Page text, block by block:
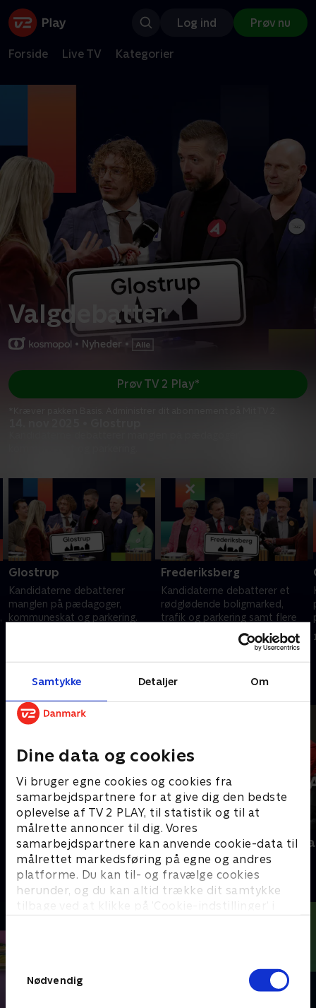
Samtykke Detaljer Om
Dine data og cookies
Vi bruger egne cookies og cookies fra
samarbejdspartnere for at give dig den bedste
oplevelse af TV 2 PLAY, til statistik og til at
målrette annoncer til dig. Vores
samarbejdspartnere kan anvende cookie-data til
målrettet markedsføring på egne og andres
platforme. Du kan til- og fravælge cookies
herunder, og du kan altid trække dit samtykke
tilbage ved at klikke på ’Cookie-indstillinger’ i
Nødvendig
Log ind Prøv nu
Forside Live TV Kategorier
Valgdebatter
• Nyheder •
Prøv TV 2 Play*
Glostrup
Kandidaterne debatterer
manglen på pædagoger,
kommuneskat og parkering.
Frederiksberg
Kandidaterne debatterer et
rødglødende boligmarked,
trafik og parkering samt flere
14. november 2025 • 57 min
Andre så også
Interview med dronning Margrethe
- 100-året for Genforeningen
2020 • Nyheder • 38 min
Nyheder